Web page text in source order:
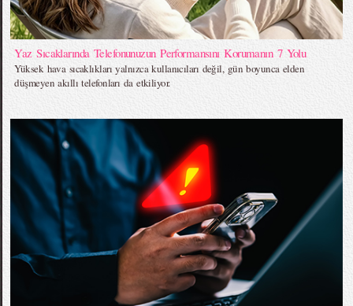
Yaz Sıcaklarında Telefonunuzun Performansını Korumanın 7 Yolu
Yüksek hava sıcaklıkları yalnızca kullanıcıları değil, gün boyunca elden
düşmeyen akıllı telefonları da etkiliyor.